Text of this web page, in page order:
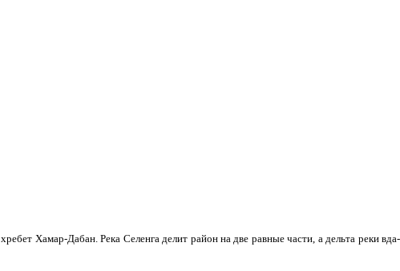
Хамар-Дабан. Река Селенга делит район на две равные части, а дельта реки вда­